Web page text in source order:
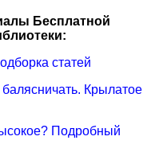
Бесплатной
статей
Крылатое
Подробный